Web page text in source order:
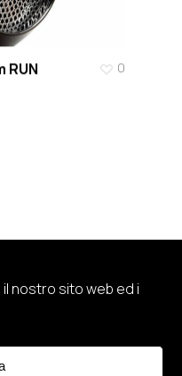
nostro sito web ed i
RUN 0
DESIGN. Via
Milano (Italy)
credits